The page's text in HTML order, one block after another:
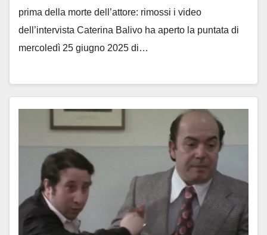
prima della morte dell’attore: rimossi i video
dell’intervista Caterina Balivo ha aperto la puntata di
mercoledì 25 giugno 2025 di…